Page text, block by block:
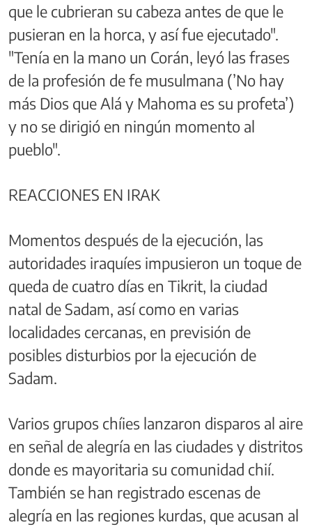
que le cubrieran su cabeza antes de que le
pusieran en la horca, y así fue ejecutado".
"Tenía en la mano un Corán, leyó las frases
de la profesión de fe musulmana (’No hay
más Dios que Alá y Mahoma es su profeta’)
y no se dirigió en ningún momento al
pueblo".
REACCIONES EN IRAK
Momentos después de la ejecución, las
autoridades iraquíes impusieron un toque de
queda de cuatro días en Tikrit, la ciudad
natal de Sadam, así como en varias
localidades cercanas, en previsión de
posibles disturbios por la ejecución de
Sadam.
Varios grupos chíies lanzaron disparos al aire
en señal de alegría en las ciudades y distritos
donde es mayoritaria su comunidad chií.
También se han registrado escenas de
alegría en las regiones kurdas, que acusan al